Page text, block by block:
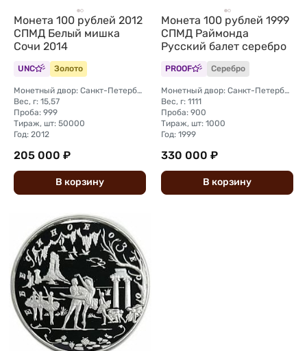
Монета 100 рублей 2012
СПМД Белый мишка
Сочи 2014
UNC Золото
Монетный двор: Санкт-Петербургский (СПМД)
Вес, г: 15,57
Проба: 999
Тираж, шт: 50000
Год: 2012
205 000 ₽
В корзину
Монета 100 рублей 1999
СПМД Раймонда
Русский балет серебро
PROOF Серебро
Монетный двор: Санкт-Петербургский (СПМД)
Вес, г: 1111
Проба: 900
Тираж, шт: 1000
Год: 1999
330 000 ₽
В корзину